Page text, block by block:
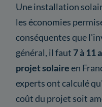
Une installation
les économies
conséquentes que
général, il faut 7 à 11
projet solaireen
experts ont calculé
coût du projet soit